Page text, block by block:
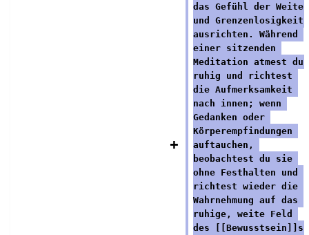
das Gefühl der Weite
und Grenzenlosigkeit
ausrichten. Während
einer sitzenden
Meditation atmest du
ruhig und richtest
die Aufmerksamkeit
nach innen; wenn
Gedanken oder
Körperempfindungen
auftauchen,
beobachtest du sie
ohne Festhalten und
richtest wieder die
Wahrnehmung auf das
ruhige, weite Feld
des